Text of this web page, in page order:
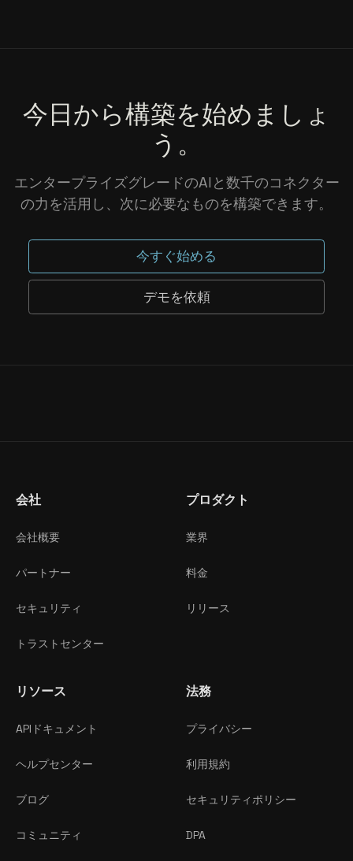
今日から構築を始めましょ
う。
エンタープライズグレードのAIと数千のコネクター
の力を活用し、次に必要なものを構築できます。
今すぐ始める
デモを依頼
会社
会社概要
パートナー
セキュリティ
トラストセンター
プロダクト
業界
料金
リリース
リソース
APIドキュメント
ヘルプセンター
ブログ
コミュニティ
法務
プライバシー
利用規約
セキュリティポリシー
DPA